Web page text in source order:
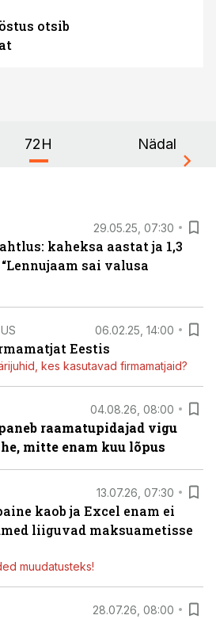
otsib
72H Nädal
29.05.25, 07:30
kaheksa aastat ja 1,3
sai valusa
06.02.25, 14:00
Eestis
kes kasutavad firmamatjaid?
04.08.26, 08:00
raamatupidajad vigu
mitte enam kuu lõpus
13.07.26, 07:30
kaob ja Excel enam ei
liiguvad maksuametisse
muudatusteks!
28.07.26, 08:00